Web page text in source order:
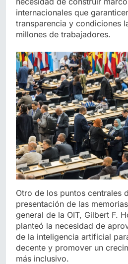
internacionales que
transparencia y condiciones
millones de trabajadores.
Otro de los puntos centrales
presentación de las
general de la OIT, Gilbert F.
planteó la necesidad de
de la inteligencia artificial
decente y promover un
más inclusivo.